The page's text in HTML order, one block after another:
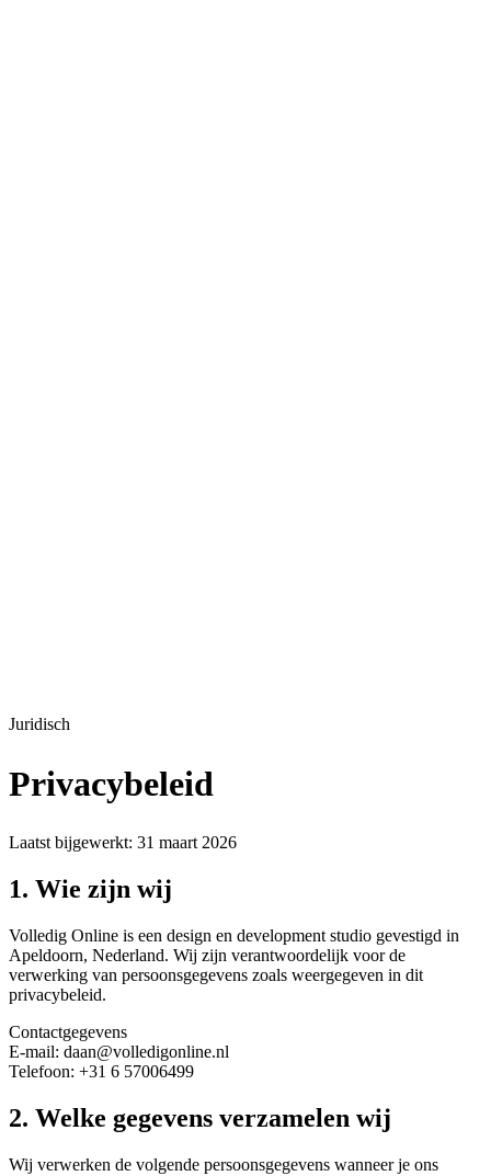
Juridisch
Privacybeleid
Laatst bijgewerkt: 31 maart 2026
1. Wie zijn wij
Volledig Online is een design en development studio gevestigd in
Apeldoorn, Nederland. Wij zijn verantwoordelijk voor de
verwerking van persoonsgegevens zoals weergegeven in dit
privacybeleid.
Contactgegevens
E-mail: daan@volledigonline.nl
Telefoon: +31 6 57006499
2. Welke gegevens verzamelen wij
Wij verwerken de volgende persoonsgegevens wanneer je ons